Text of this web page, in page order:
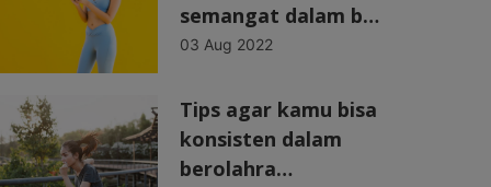
semangat dalam b…
03 Aug 2022
Tips agar kamu bisa
konsisten dalam
berolahra…